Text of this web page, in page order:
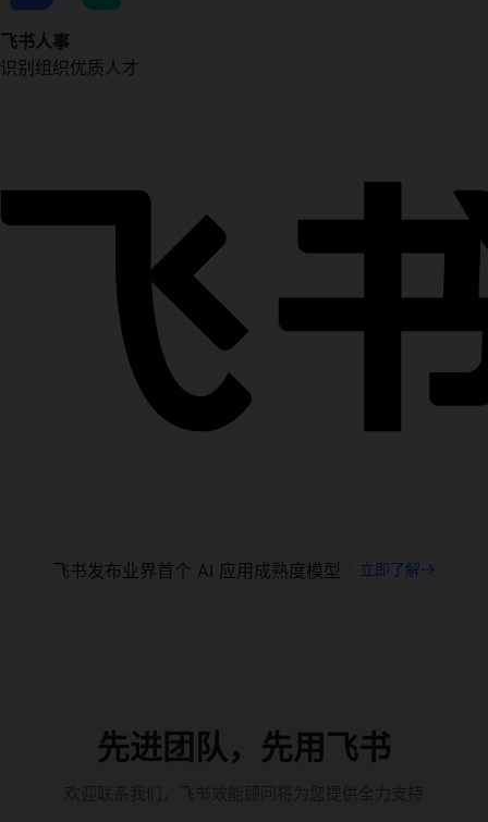
飞书人事
识别组织优质人才
飞书发布业界首个 AI 应用成熟度模型 立即了解
先进团队，先用飞书